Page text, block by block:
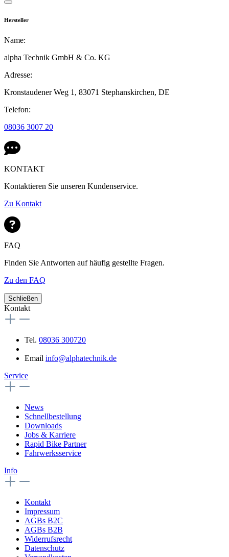
Hersteller
Name:
alpha Technik GmbH & Co. KG
Adresse:
Kronstaudener Weg 1, 83071 Stephanskirchen, DE
Telefon:
08036 3007 20
KONTAKT
Kontaktieren Sie unseren Kundenservice.
Zu Kontakt
FAQ
Finden Sie Antworten auf häufig gestellte Fragen.
Zu den FAQ
Schließen
Kontakt
Tel. 08036 300720
Email info@alphatechnik.de
Service
News
Schnellbestellung
Downloads
Jobs & Karriere
Rapid Bike Partner
Fahrwerksservice
Info
Kontakt
Impressum
AGBs B2C
AGBs B2B
Widerrufsrecht
Datenschutz